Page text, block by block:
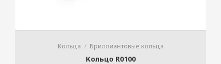
Кольца Бриллиантовые кольца
Кольцо R0100